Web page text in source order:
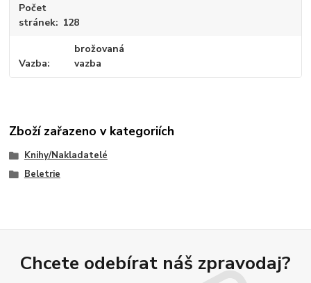
Počet
stránek
128
Vazba
brožovaná
vazba
Zboží zařazeno v kategoriích
Knihy/Nakladatelé
Beletrie
Chcete odebírat náš zpravodaj?